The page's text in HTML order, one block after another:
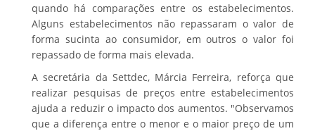
quando há comparações entre os estabelecimentos.
Alguns estabelecimentos não repassaram o valor de
forma sucinta ao consumidor, em outros o valor foi
repassado de forma mais elevada.
A secretária da Settdec, Márcia Ferreira, reforça que
realizar pesquisas de preços entre estabelecimentos
ajuda a reduzir o impacto dos aumentos. "Observamos
que a diferença entre o menor e o maior preço de um